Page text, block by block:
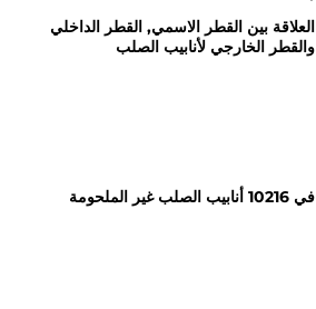
العلاقة بين القطر الاسمي, القطر الداخلي
والقطر الخارجي لأنابيب الصلب
في 10216 أنابيب الصلب غير الملحومة